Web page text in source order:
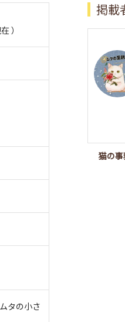
）
タの小さ
掲載
猫の